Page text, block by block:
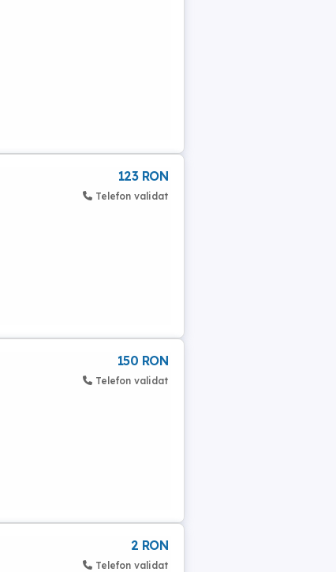
123 RON
Telefon validat
150 RON
Telefon validat
2 RON
Telefon validat